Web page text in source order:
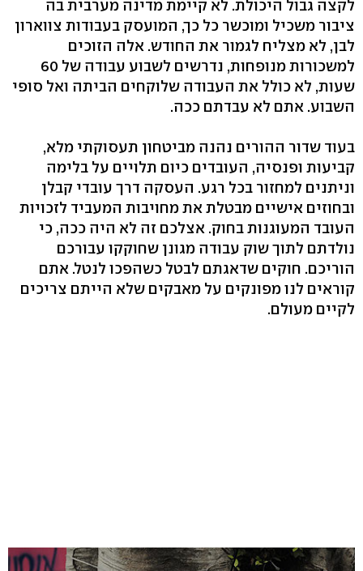
לקצה גבול היכולת. לא קיימת מדינה מערבית בה
ציבור משכיל ומוכשר כל כך, המועסק בעבודות צווארון
לבן, לא מצליח לגמור את החודש. אלה הזוכים
למשכורות מנופחות, נדרשים לשבוע עבודה של 60
שעות, לא כולל את העבודה שלוקחים הביתה ואל סופי
השבוע. אתם לא עבדתם ככה.
בעוד שדור ההורים נהנה מביטחון תעסוקתי מלא,
קביעות ופנסיה, העובדים כיום תלויים על בלימה
וניתנים למחזור בכל רגע. העסקה דרך עובדי קבלן
ובחוזים אישיים מבטלת את מחויבות המעביד לזכויות
העובד המעוגנות בחוק. אצלכם זה לא היה ככה, כי
נולדתם לתוך שוק עבודה מגונן שחוקקו עבורכם
הוריכם. חוקים שדאגתם לבטל כשהפכו לנטל. אתם
קוראים לנו מפונקים על מאבקים שלא הייתם צריכים
לקיים מעולם.